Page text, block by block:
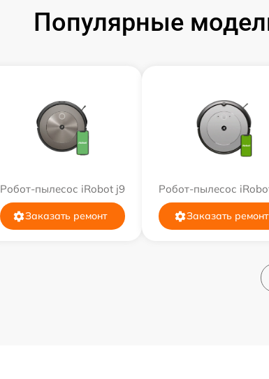
Популярные
Робот-пылесос iRobot j9
Заказать ремонт
Робот-пылесос
Заказать ремонт